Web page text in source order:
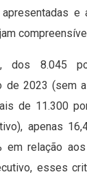
e
dos 8.045
de 2023 (sem
de 11.300
apenas
em relação
esses